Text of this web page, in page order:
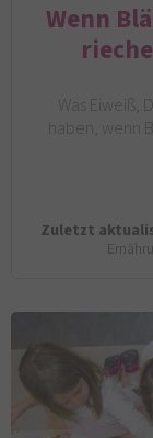
Wenn
Was
haben,
Zuletzt